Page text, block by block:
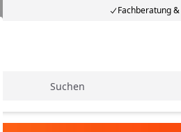
Fachberatung